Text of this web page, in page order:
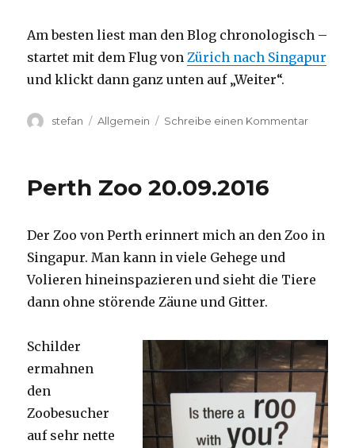
Am besten liest man den Blog chronologisch –
startet mit dem Flug vonZürich nach Singapur
und klickt dann ganz unten auf „Weiter“.
Autor
stefan Kategorien
Allgemein Schreibe einen Kommentarzu
Perth
Perth Zoo 20.09.2016
Der Zoo von Perth erinnert mich an den Zoo in
Singapur. Man kann in viele Gehege und
Volieren hineinspazieren und sieht die Tiere
dann ohne störende Zäune und Gitter.
Schilder
ermahnen
den
Zoobesucher
auf sehr nette